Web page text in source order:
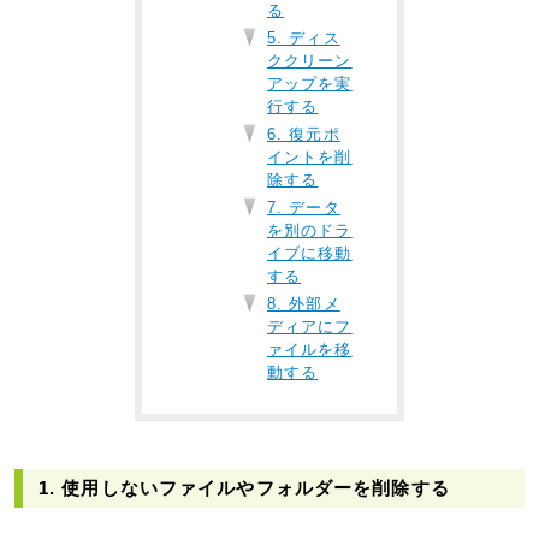
る
5. ディス
ククリーン
アップを実
行する
6. 復元ポ
イントを削
除する
7. データ
を別のドラ
イブに移動
する
8. 外部メ
ディアにフ
ァイルを移
動する
1. 使用しないファイルやフォルダーを削除する